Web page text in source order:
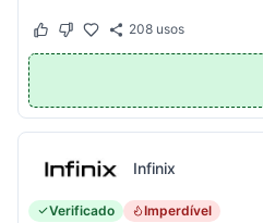
Este cupom funcionou
Este cupom não funcionou
208usos
Infinix
Verificado Imperdível